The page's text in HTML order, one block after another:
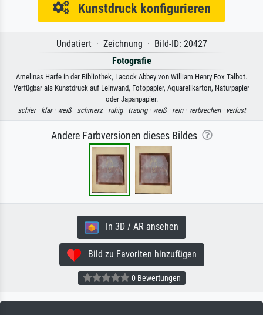
Kunstdruck konfigurieren
Undatiert · Zeichnung · Bild-ID: 20427
Fotografie
Amelinas Harfe in der Bibliothek, Lacock Abbey von William Henry Fox Talbot.
Verfügbar als Kunstdruck auf Leinwand, Fotopapier, Aquarellkarton, Naturpapier
oder Japanpapier.
schier · klar · weiß · schmerz · ruhig · traurig · weiß · rein · verbrechen · verlust
Andere Farbversionen dieses Bildes
In 3D / AR ansehen
Bild zu Favoriten hinzufügen
0 Bewertungen